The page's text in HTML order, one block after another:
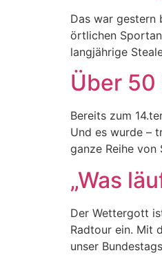
Das war gestern
örtlichen
langjährige
Über
Bereits zum
Und es wurde –
ganze Reihe
„Was
Der Wettergott
Radtour ein. Mit
unser